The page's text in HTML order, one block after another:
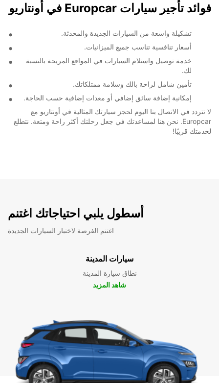
فوائد تأجير سيارات Europcar في أونتاريو
تشكيلة واسعة من السيارات الجديدة والمحدثة.
أسعار تنافسية تناسب جميع الميزانيات.
خدمة توصيل واستلام السيارات في المواقع المريحة بالنسبة
لك.
تأمين شامل لراحة بالك وسلامة ممتلكاتك.
إمكانية إضافة سائق إضافي أو معدات إضافية حسب الحاجة.
لا تتردد في الاتصال بنا اليوم لحجز سيارتك المثالية في أونتاريو مع
Europcar. نحن هنا لمساعدتك في جعل رحلتك أكثر راحة ومتعة. نتطلع
لخدمتك قريبًا!
أسطول يلبي احتياجاتك اغتنم
اغتنم الفرصة لاختبار السيارات الجديدة
سيارات المدينة
نطاق سيارة المدينة
شاهد المزيد